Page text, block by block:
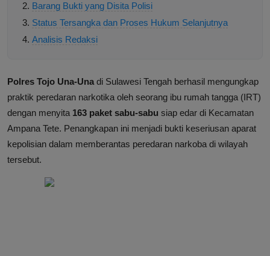
Barang Bukti yang Disita Polisi
Status Tersangka dan Proses Hukum Selanjutnya
Analisis Redaksi
Polres Tojo Una-Una di Sulawesi Tengah berhasil mengungkap
praktik peredaran narkotika oleh seorang ibu rumah tangga (IRT)
dengan menyita 163 paket sabu-sabu siap edar di Kecamatan
Ampana Tete. Penangkapan ini menjadi bukti keseriusan aparat
kepolisian dalam memberantas peredaran narkoba di wilayah
tersebut.